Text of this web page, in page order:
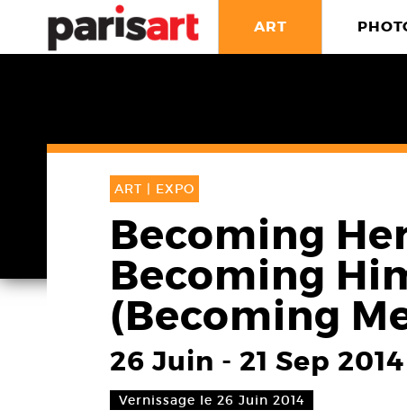
ART
ART | EXPO
Becoming
Becoming
(Becoming
26 Juin - 21 Sep 2014
Vernissage le 26 Juin 2014